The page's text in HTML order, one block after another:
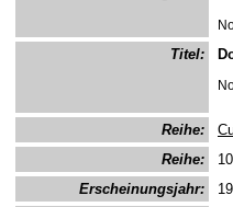
Titel:
Reihe:
Reihe:
10
Erscheinungsjahr: